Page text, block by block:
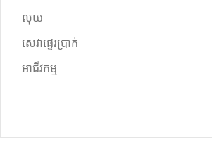
លុយ
សេវាផ្ទេរប្រាក់
អាជីវកម្ម